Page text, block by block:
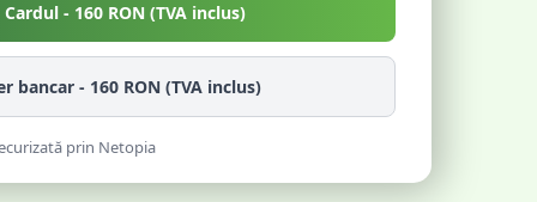
- 160 RON (TVA inclus)
bancar - 160 RON (TVA inclus)
prin Netopia